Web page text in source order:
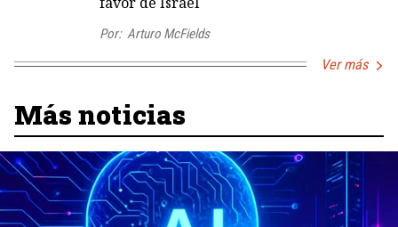
Por: Arturo McFields
Ver más
Más noticias